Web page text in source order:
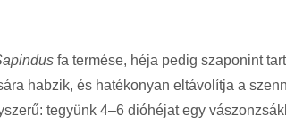
fa termése, héja pedig szaponint
habzik, és hatékonyan eltávolítja a
tegyünk 4–6 dióhéjat egy